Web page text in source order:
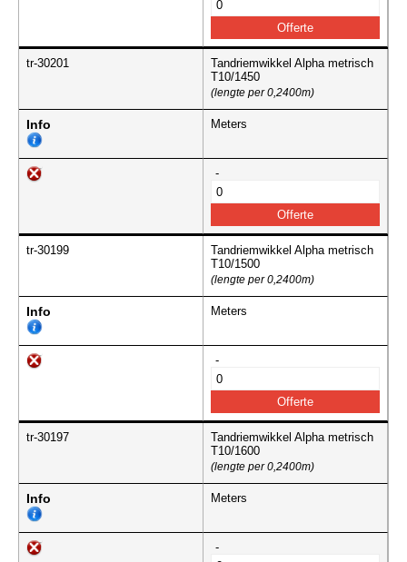
tr-30201
Tandriemwikkel Alpha metrisch
T10/1450
(lengte per 0,2400m)
Info Meters
-
tr-30199
Tandriemwikkel Alpha metrisch
T10/1500
(lengte per 0,2400m)
Info Meters
-
tr-30197
Tandriemwikkel Alpha metrisch
T10/1600
(lengte per 0,2400m)
Info Meters
-